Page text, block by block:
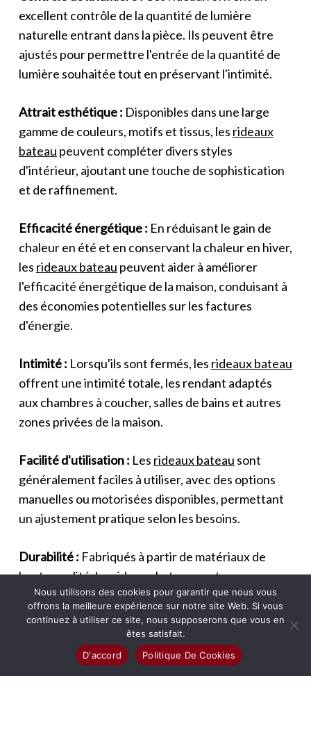
excellent contrôle de la quantité de lumière
naturelle entrant dans la pièce. Ils peuvent être
ajustés pour permettre l'entrée de la quantité de
lumière souhaitée tout en préservant l'intimité.
Attrait esthétique : Disponibles dans une large
gamme de couleurs, motifs et tissus, les rideaux
bateau peuvent compléter divers styles
d'intérieur, ajoutant une touche de sophistication
et de raffinement.
Efficacité énergétique : En réduisant le gain de
chaleur en été et en conservant la chaleur en hiver,
les rideaux bateau peuvent aider à améliorer
l'efficacité énergétique de la maison, conduisant à
des économies potentielles sur les factures
d'énergie.
Intimité : Lorsqu'ils sont fermés, les rideaux bateau
offrent une intimité totale, les rendant adaptés
aux chambres à coucher, salles de bains et autres
zones privées de la maison.
Facilité d'utilisation : Les rideaux bateau sont
généralement faciles à utiliser, avec des options
manuelles ou motorisées disponibles, permettant
un ajustement pratique selon les besoins.
Durabilité : Fabriqués à partir de matériaux de
haute qualité, lesrideaux bateausont conçus pour
être durables et de longue durée, offrant une
bonne valeur à long terme.
Les Bénéfices des rideaux bateau intérieurs
Personnalisables :Lesrideaux bateaupeuvent
Nous utilisons des cookies pour garantir que nous vous
offrons la meilleure expérience sur notre site Web. Si vous
continuez à utiliser ce site, nous supposerons que vous en
êtes satisfait.
D'accord
Politique De Cookies